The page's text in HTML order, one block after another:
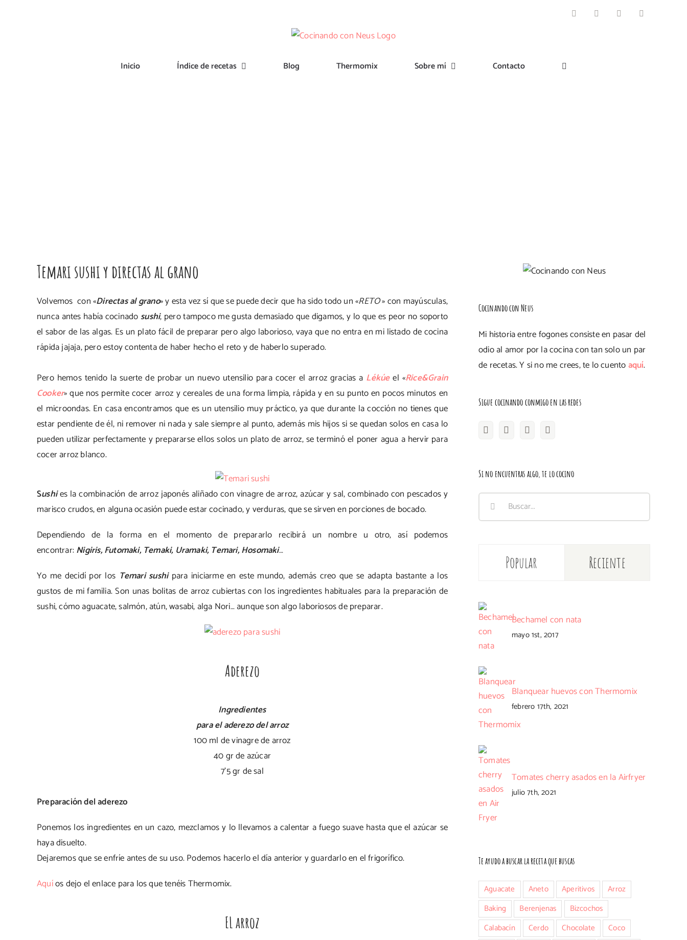
FacebookInstagramPinterest
Inicio Índice de recetas Blog Thermomix Sobre mí Contacto
Temari sushi y directas al grano
Volvemos con «Directas al grano» y esta vez sí que se puede decir que ha sido todo un «RETO» con mayúsculas,
nunca antes había cocinado sushi, pero tampoco me gusta demasiado que digamos, y lo que es peor no soporto
el sabor de las algas. Es un plato fácil de preparar pero algo laborioso, vaya que no entra en mi listado de cocina
rápida jajaja, pero estoy contenta de haber hecho el reto y de haberlo superado.
Pero hemos tenido la suerte de probar un nuevo utensilio para cocer el arroz gracias a Lékúeel «Rice&Grain
Cooker» que nos permite cocer arroz y cereales de una forma limpia, rápida y en su punto en pocos minutos en
el microondas. En casa encontramos que es un utensilio muy práctico, ya que durante la cocción no tienes que
estar pendiente de él, ni remover ni nada y sale siempre al punto, además mis hijos si se quedan solos en casa lo
pueden utilizar perfectamente y prepararse ellos solos un plato de arroz, se terminó el poner agua a hervir para
cocer arroz blanco.
Sushies la combinación de arroz japonés aliñado con vinagre de arroz, azúcar y sal, combinado con pescados y
marisco crudos, en alguna ocasión puede estar cocinado, y verduras, que se sirven en porciones de bocado.
Dependiendo de la forma en el momento de prepararlo recibirá un nombre u otro, así podemos
encontrar:Nigiris, Futomaki, Temaki, Uramaki, Temari, Hosomaki…
Yo me decidí por los Temari sushipara iniciarme en este mundo, además creo que se adapta bastante a los
gustos de mi familia. Son unas bolitas de arroz cubiertas con los ingredientes habituales para la preparación de
sushi, cómo aguacate, salmón, atún, wasabi, alga Nori… aunque son algo laboriosos de preparar.
Aderezo
Ingredientes
para el aderezo del arroz
100 ml de vinagre de arroz
40 gr de azúcar
7’5 gr de sal
Preparación del aderezo
Ponemos los ingredientes en un cazo, mezclamos y lo llevamos a calentar a fuego suave hasta que el azúcar se
haya disuelto.
Dejaremos que se enfríe antes de su uso. Podemos hacerlo el día anterior y guardarlo en el frigorífico.
Aquíos dejo el enlace para los que tenéis Thermomix.
EL arroz
Cocinando con Neus
Mi historia entre fogones consiste en pasar del
odio al amor por la cocina con tan solo un par
de recetas. Y si no me crees, te lo cuentoaquí.
Sigue cocinando conmigo en las redes
Si no encuentras algo, te lo cocino
Buscar:
Popular Reciente
Bechamel con nata
mayo 1st, 2017
Blanquear huevos con Thermomix
febrero 17th, 2021
Tomates cherry asados en la Airfryer
julio 7th, 2021
Te ayudo a buscar la receta que buscas
Aguacate Aneto Aperitivos
Arroz
Baking
Berenjenas
Bizcochos
Calabacín
Cerdo Chocolate
Coco